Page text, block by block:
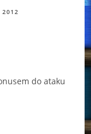
2012
do ataku